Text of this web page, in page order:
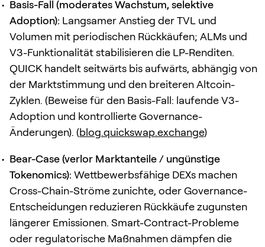
Basis-Fall (moderates Wachstum, selektive
Adoption): Langsamer Anstieg der TVL und
Volumen mit periodischen Rückkäufen; ALMs und
V3-Funktionalität stabilisieren die LP-Renditen.
QUICK handelt seitwärts bis aufwärts, abhängig von
der Marktstimmung und den breiteren Altcoin-
Zyklen. (Beweise für den Basis-Fall: laufende V3-
Adoption und kontrollierte Governance-
Änderungen). (blog.quickswap.exchange)
Bear-Case (verlor Marktanteile / ungünstige
Tokenomics): Wettbewerbsfähige DEXs machen
Cross-Chain-Ströme zunichte, oder Governance-
Entscheidungen reduzieren Rückkäufe zugunsten
längerer Emissionen. Smart-Contract-Probleme
oder regulatorische Maßnahmen dämpfen die